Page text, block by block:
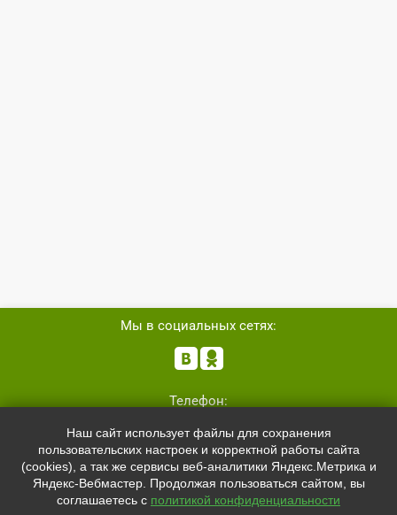
Адрес:
Телефон:
+7 (952)4829892
sale@svetled53.ru
Мы в социальных сетях:
 
Наш сайт использует файлы для сохранения
пользовательских настроек и корректной работы сайта
(cookies), а так же сервисы веб-аналитики Яндекс.Метрика и
Яндекс-Вебмастер. Продолжая пользоваться сайтом, вы
соглашаетесь с политикой конфиденциальности